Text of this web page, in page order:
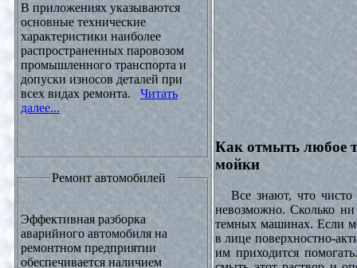
В приложениях указываются
основные технические
характеристики наиболее
распространенных паровозом
промышленного транспорта и
допуски износов деталей при
всех видах ремонта. Читать
далее...
Ремонт автомобилей
Эффективная разборка
аварийного автомобиля на
ремонтном предприятии
обеспечивается наличием
Как отмыть любое
мойки
Все знают, что чисто
невозможно. Сколько
темных машинах. Если
в лице поверхностно-
им приходится